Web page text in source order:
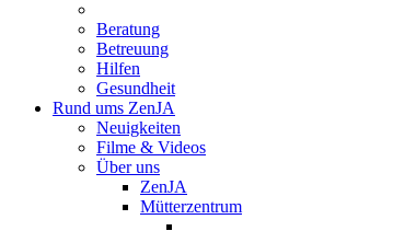
Beratung
Betreuung
Hilfen
Gesundheit
Rund ums ZenJA
Neuigkeiten
Filme & Videos
Über uns
ZenJA
Mütterzentrum